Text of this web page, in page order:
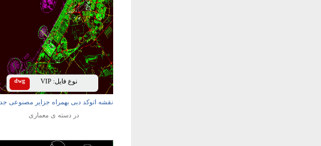
dwg نوع فایل: VIP
نقشه اتوکد دبی بهمراه جزایر مصنوعی
در دسته ی معماری